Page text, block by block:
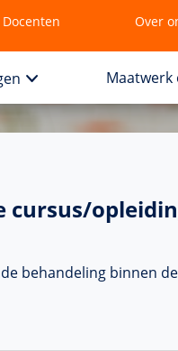
Docenten Over
Maatwerk
behandeling binnen